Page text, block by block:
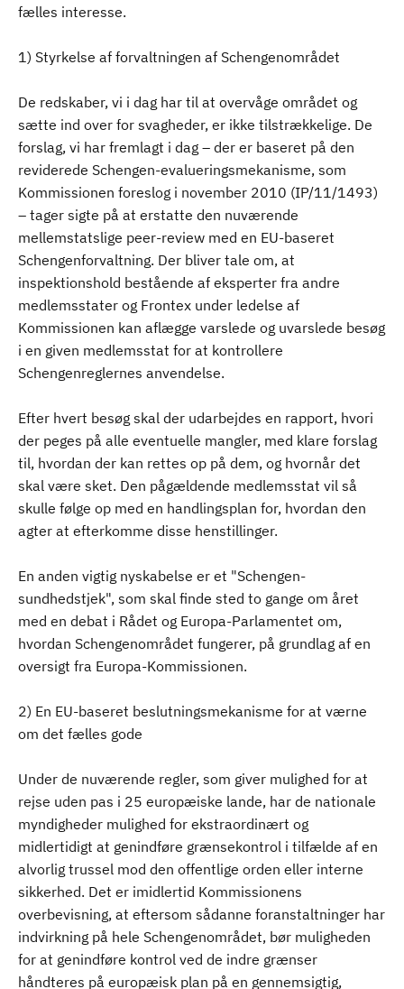
fælles interesse.
1) Styrkelse af forvaltningen af Schengenområdet
De redskaber, vi i dag har til at overvåge området og
sætte ind over for svagheder, er ikke tilstrækkelige. De
forslag, vi har fremlagt i dag – der er baseret på den
reviderede Schengen-evalueringsmekanisme, som
Kommissionen foreslog i november 2010 (IP/11/1493)
– tager sigte på at erstatte den nuværende
mellemstatslige peer-review med en EU-baseret
Schengenforvaltning. Der bliver tale om, at
inspektionshold bestående af eksperter fra andre
medlemsstater og Frontex under ledelse af
Kommissionen kan aflægge varslede og uvarslede besøg
i en given medlemsstat for at kontrollere
Schengenreglernes anvendelse.
Efter hvert besøg skal der udarbejdes en rapport, hvori
der peges på alle eventuelle mangler, med klare forslag
til, hvordan der kan rettes op på dem, og hvornår det
skal være sket. Den pågældende medlemsstat vil så
skulle følge op med en handlingsplan for, hvordan den
agter at efterkomme disse henstillinger.
En anden vigtig nyskabelse er et "Schengen-
sundhedstjek", som skal finde sted to gange om året
med en debat i Rådet og Europa-Parlamentet om,
hvordan Schengenområdet fungerer, på grundlag af en
oversigt fra Europa-Kommissionen.
2) En EU-baseret beslutningsmekanisme for at værne
om det fælles gode
Under de nuværende regler, som giver mulighed for at
rejse uden pas i 25 europæiske lande, har de nationale
myndigheder mulighed for ekstraordinært og
midlertidigt at genindføre grænsekontrol i tilfælde af en
alvorlig trussel mod den offentlige orden eller interne
sikkerhed. Det er imidlertid Kommissionens
overbevisning, at eftersom sådanne foranstaltninger har
indvirkning på hele Schengenområdet, bør muligheden
for at genindføre kontrol ved de indre grænser
håndteres på europæisk plan på en gennemsigtig,